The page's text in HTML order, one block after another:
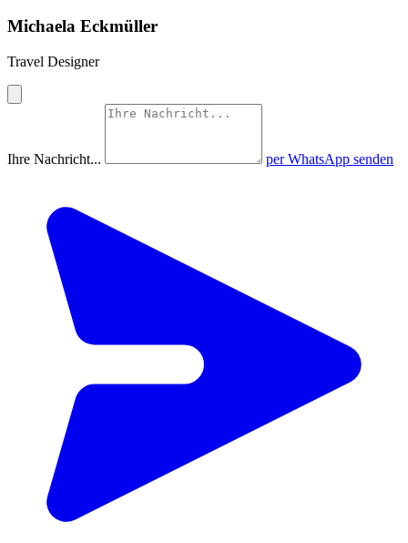
Michaela Eckmüller
Travel Designer
Ihre Nachricht... per WhatsApp senden